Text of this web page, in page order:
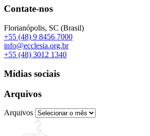
Contate-nos
Florianópolis, SC (Brasil)
+55 (48) 9 8456 7000
info@ecclesia.org.br
+55 (48) 3012 1340
Mídias sociais
Arquivos
Arquivos